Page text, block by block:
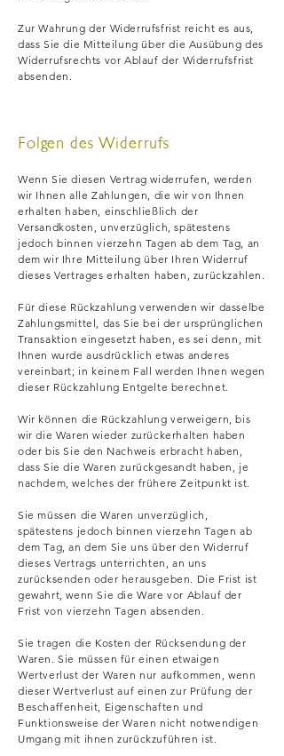
Zur Wahrung der Widerrufsfrist reicht es aus,
dass Sie die Mitteilung über die Ausübung des
Widerrufsrechts vor Ablauf der Widerrufsfrist
absenden.
Folgen des Widerrufs
Wenn Sie diesen Vertrag widerrufen, werden
wir Ihnen alle Zahlungen, die wir von Ihnen
erhalten haben, einschließlich der
Versandkosten, unverzüglich, spätestens
jedoch binnen vierzehn Tagen ab dem Tag, an
dem wir Ihre Mitteilung über Ihren Widerruf
dieses Vertrages erhalten haben, zurückzahlen.
Für diese Rückzahlung verwenden wir dasselbe
Zahlungsmittel, das Sie bei der ursprünglichen
Transaktion eingesetzt haben, es sei denn, mit
Ihnen wurde ausdrücklich etwas anderes
vereinbart; in keinem Fall werden Ihnen wegen
dieser Rückzahlung Entgelte berechnet.
Wir können die Rückzahlung verweigern, bis
wir die Waren wieder zurückerhalten haben
oder bis Sie den Nachweis erbracht haben,
dass Sie die Waren zurückgesandt haben, je
nachdem, welches der frühere Zeitpunkt ist.
Sie müssen die Waren unverzüglich,
spätestens jedoch binnen vierzehn Tagen ab
dem Tag, an dem Sie uns über den Widerruf
dieses Vertrags unterrichten, an uns
zurücksenden oder herausgeben. Die Frist ist
gewahrt, wenn Sie die Ware vor Ablauf der
Frist von vierzehn Tagen absenden.
Sie tragen die Kosten der Rücksendung der
Waren. Sie müssen für einen etwaigen
Wertverlust der Waren nur aufkommen, wenn
dieser Wertverlust auf einen zur Prüfung der
Beschaffenheit, Eigenschaften und
Funktionsweise der Waren nicht notwendigen
Umgang mit ihnen zurückzuführen ist.